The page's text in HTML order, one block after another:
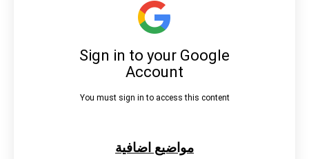
مواضيع اضافية